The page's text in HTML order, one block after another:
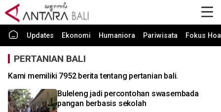
Updates Ekonomi Humaniora Pariwisata Fokus
PERTANIAN BALI
Kami memiliki 7952 berita tentang pertanian bali.
Buleleng jadi percontohan swasembada
pangan berbasis sekolah